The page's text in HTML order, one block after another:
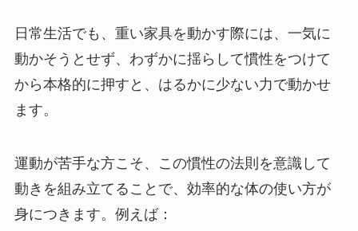
日常生活でも、重い家具を動かす際には、一気に
動かそうとせず、わずかに揺らして慣性をつけて
から本格的に押すと、はるかに少ない力で動かせ
ます。
運動が苦手な方こそ、この慣性の法則を意識して
動きを組み立てることで、効率的な体の使い方が
身につきます。例えば：